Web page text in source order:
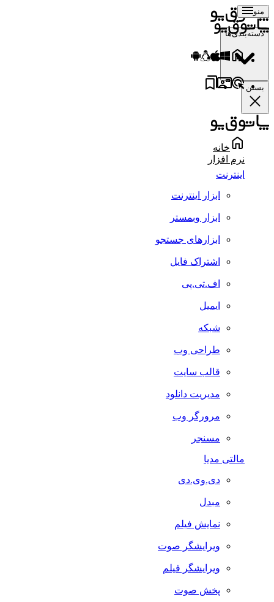
منو
دسته‌بندی‌ها
بستن
خانه
نرم افزار
اینترنت
ابزار اینترنت
ابزار وبمستر
ابزارهای جستجو
اشتراک فایل
اف.تی.پی
ایمیل
شبکه
طراحی وب
قالب سایت
مدیریت دانلود
مرورگر وب
مسنجر
مالتی مدیا
دی.وی.دی
مبدل
نمایش فیلم
ویرایشگر صوت
ویرایشگر فیلم
پخش صوت